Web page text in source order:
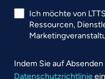
Ich möchte von
Ressourcen,
Indem Sie auf
Datenschutzrichtlinie